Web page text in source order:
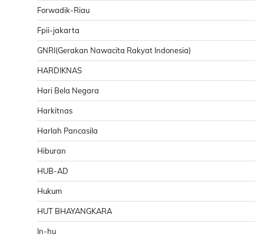
Forwadik-Riau
Fpii-jakarta
GNRI(Gerakan Nawacita Rakyat Indonesia)
HARDIKNAS
Hari Bela Negara
Harkitnas
Harlah Pancasila
Hiburan
HUB-AD
Hukum
HUT BHAYANGKARA
In-hu